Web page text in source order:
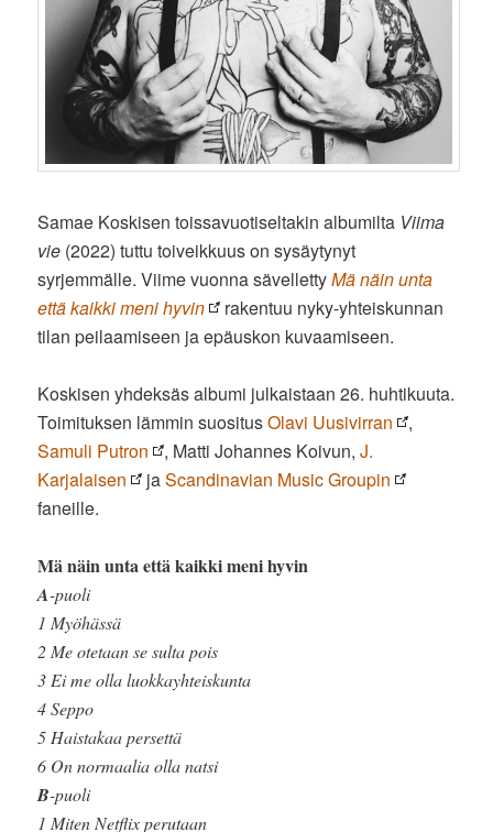
Samae Koskisen toissavuotiseltakin albumilta Viima
vie (2022) tuttu toiveikkuus on sysäytynyt
syrjemmälle. Viime vuonna sävellettyMä näin unta
että kaikki meni hyvin
rakentuu nyky-yhteiskunnan
tilan peilaamiseen ja epäuskon kuvaamiseen.
Koskisen yhdeksäs albumi julkaistaan 26. huhtikuuta.
Toimituksen lämmin suositusOlavi Uusivirran
,
Samuli Putron
, Matti Johannes Koivun,J.
Karjalaisen
jaScandinavian Music Groupin
faneille.
Mä näin unta että kaikki meni hyvin
A-puoli
1 Myöhässä
2 Me otetaan se sulta pois
3 Ei me olla luokkayhteiskunta
4 Seppo
5 Haistakaa persettä
6 On normaalia olla natsi
B-puoli
1 Miten Netflix perutaan